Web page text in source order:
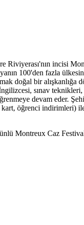
Riviyerası'nın incisi
100'den fazla
doğal bir
sınav
devam eder.
öğrenci
ünlü Montreux Caz